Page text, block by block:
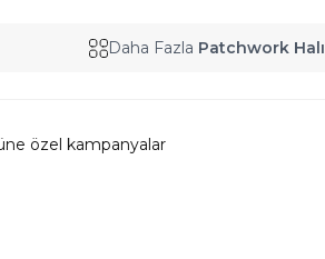
Daha Fazla Patchwork Halı
özel kampanyalar